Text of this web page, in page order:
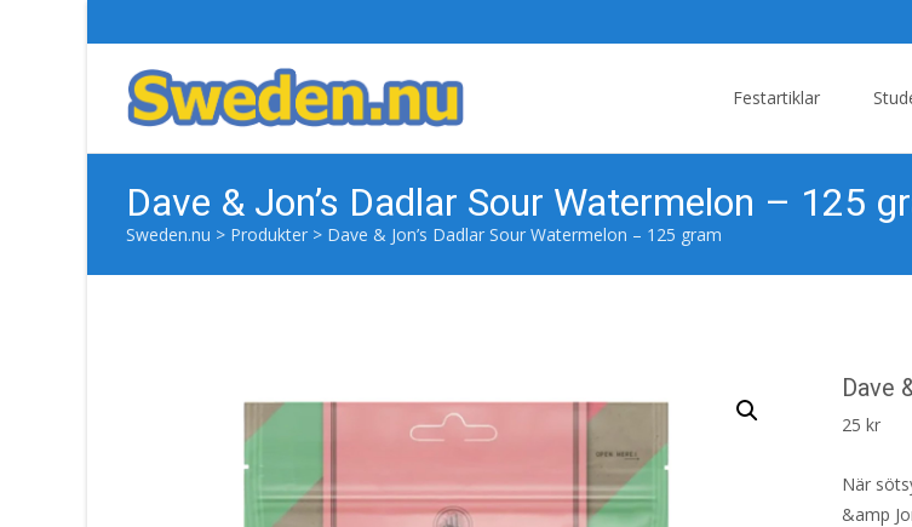
Festartiklar
Dave & Jon’s Dadlar Sour Watermelon – 125
Sweden.nu > Produkter > Dave & Jon’s Dadlar Sour Watermelon – 125 gram
Dave
25 kr
När
&amp